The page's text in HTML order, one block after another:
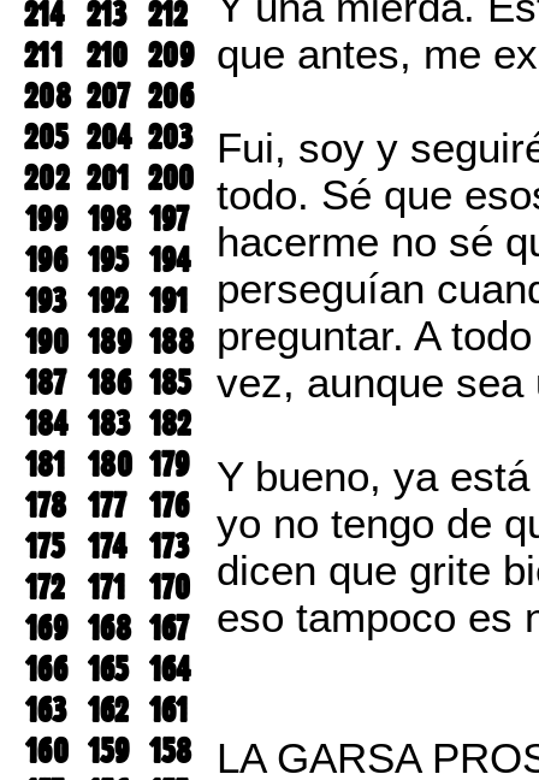
214 213 212
211 210 209
208 207 206
205 204 203
202 201 200
199 198 197
196 195 194
193 192 191
190 189 188
187 186 185
184 183 182
181 180 179
178 177 176
175 174 173
172 171 170
169 168 167
166 165 164
163 162 161
160 159 158
que antes, me
Fui, soy y
todo. Sé que
hacerme no sé
perseguían
preguntar. A
vez, aunque sea
Y bueno, ya
yo no tengo de
dicen que grite
eso tampoco es
LA GARSA